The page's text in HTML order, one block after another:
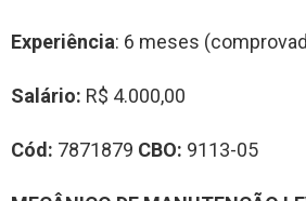
Experiência: 6 meses
Salário: R$ 4.000,00
Cód: 7871879 CBO: 9113-05